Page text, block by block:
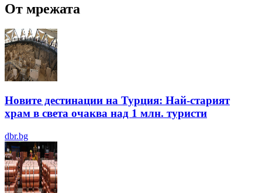
От мрежата
Новите дестинации на Турция: Най-старият
храм в света очаква над 1 млн. туристи
dbr.bg